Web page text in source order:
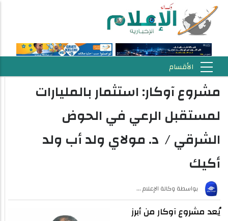
مشروع آوكار: استثمار بالمليارات
لمستقبل الرعي في الحوض
الشرقي / د. مولاي ولد أب ولد
أكيك
بواسطة وكالة الإعلام …
يُعد مشروع آوكار من أبرز